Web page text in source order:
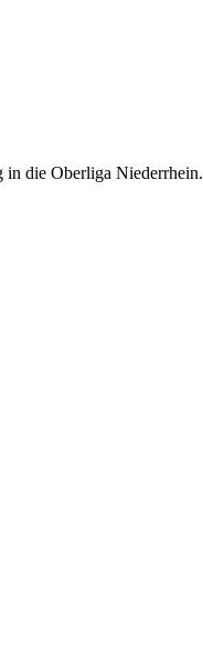
die Oberliga Niederrhein.